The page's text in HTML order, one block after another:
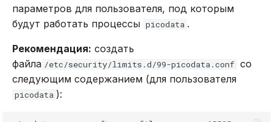
параметров для пользователя, под которым
будут работать процессы picodata .
Рекомендация: создать
файла /etc/security/limits.d/99-picodata.conf со
следующим содержанием (для пользователя
picodata ):